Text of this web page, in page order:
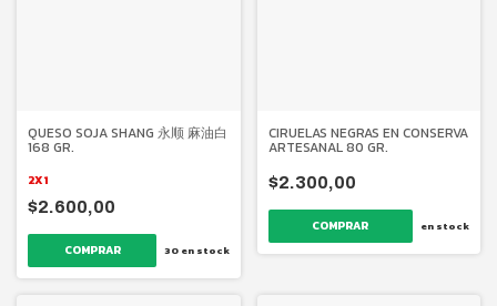
QUESO SOJA SHANG 永顺 麻油白
168 GR.
2X1
$2.600,00
30en stock
CIRUELAS NEGRAS EN CONSERVA
ARTESANAL 80 GR.
$2.300,00
en stock